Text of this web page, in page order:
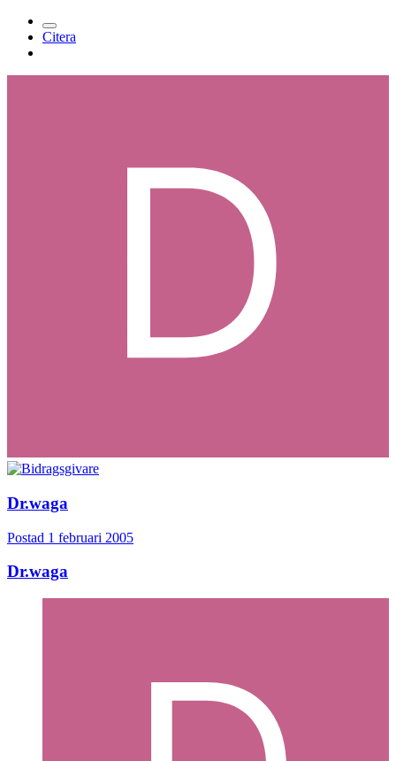
Citera
Dr.waga
Postad 1 februari 2005
Dr.waga